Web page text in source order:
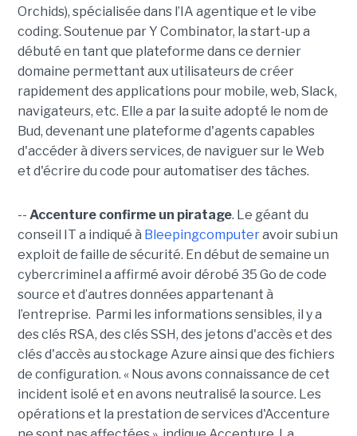
Orchids), spécialisée dans l’IA agentique et le vibe
coding. Soutenue par Y Combinator, la start-up a
débuté en tant que plateforme dans ce dernier
domaine permettant aux utilisateurs de créer
rapidement des applications pour mobile, web, Slack,
navigateurs, etc. Elle a par la suite adopté le nom de
Bud, devenant une plateforme d'agents capables
d'accéder à divers services, de naviguer sur le Web
et d'écrire du code pour automatiser des tâches.
-- Accenture confirme un piratage. Le géant du
conseil IT a indiqué à Bleepingcomputeravoir subi un
exploit de faille de sécurité. En début de semaine un
cybercriminel a affirmé avoir dérobé 35 Go de code
source et d’autres données appartenant à
l’entreprise. Parmi les informations sensibles, il y a
des clés RSA, des clés SSH, des jetons d'accès et des
clés d'accès au stockage Azure ainsi que des fichiers
de configuration. « Nous avons connaissance de cet
incident isolé et en avons neutralisé la source. Les
opérations et la prestation de services d'Accenture